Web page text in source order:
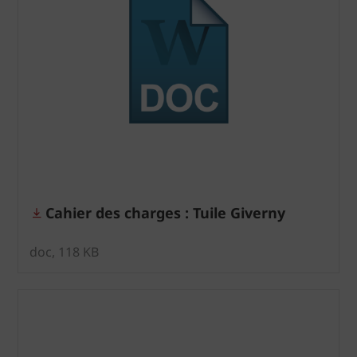
Cahier des charges : Tuile Giverny
doc, 118 KB